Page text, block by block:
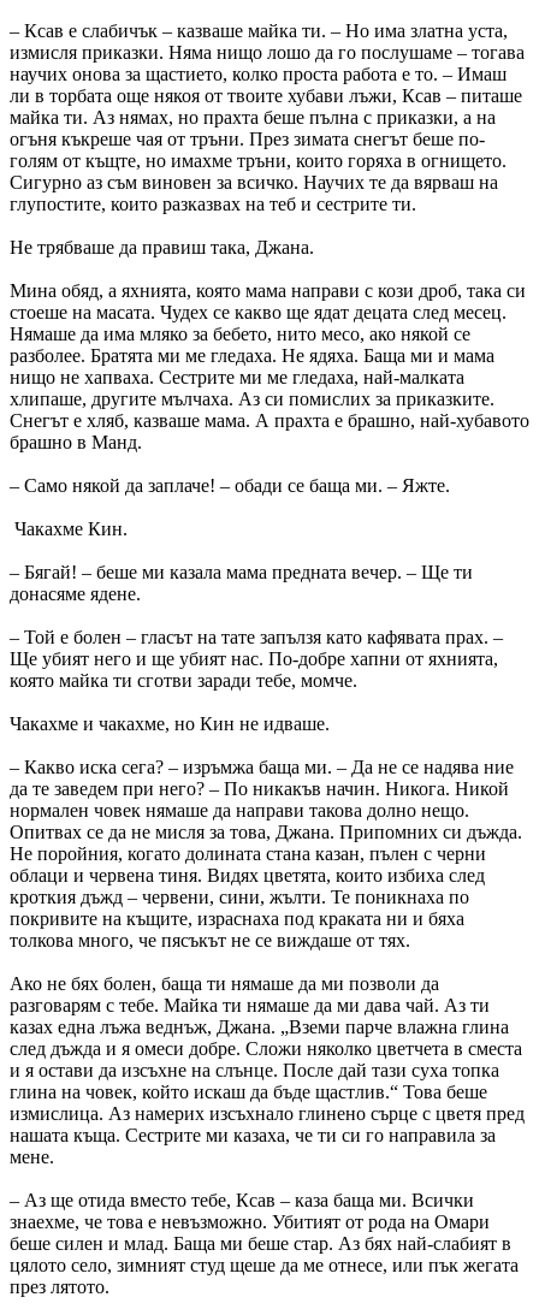
– Ксав е слабичък – казваше майка ти. – Но има златна уста,
измисля приказки. Няма нищо лошо да го послушаме – тогава
научих онова за щастието, колко проста работа е то. – Имаш
ли в торбата още някоя от твоите хубави лъжи, Ксав – питаше
майка ти. Аз нямах, но прахта беше пълна с приказки, а на
огъня къкреше чая от тръни. През зимата снегът беше по-
голям от къщте, но имахме тръни, които горяха в огнището.
Сигурно аз съм виновен за всичко. Научих те да вярваш на
глупостите, които разказвах на теб и сестрите ти.
Не трябваше да правиш така, Джана.
Мина обяд, а яхнията, която мама направи с кози дроб, така си
стоеше на масата. Чудех се какво ще ядат децата след месец.
Нямаше да има мляко за бебето, нито месо, ако някой се
разболее. Братята ми ме гледаха. Не ядяха. Баща ми и мама
нищо не хапваха. Сестрите ми ме гледаха, най-малката
хлипаше, другите мълчаха. Аз си помислих за приказките.
Снегът е хляб, казваше мама. А прахта е брашно, най-хубавото
брашно в Манд.
– Само някой да заплаче! – обади се баща ми. – Яжте.
Чакахме Кин.
– Бягай! – беше ми казала мама предната вечер. – Ще ти
донасяме ядене.
– Той е болен – гласът на тате запълзя като кафявата прах. –
Ще убият него и ще убият нас. По-добре хапни от яхнията,
която майка ти сготви заради тебе, момче.
Чакахме и чакахме, но Кин не идваше.
– Какво иска сега? – изръмжа баща ми. – Да не се надява ние
да те заведем при него? – По никакъв начин. Никога. Никой
нормален човек нямаше да направи такова долно нещо.
Опитвах се да не мисля за това, Джана. Припомних си дъжда.
Не поройния, когато долината стана казан, пълен с черни
облаци и червена тиня. Видях цветята, които избиха след
кроткия дъжд – червени, сини, жълти. Те поникнаха по
покривите на къщите, израснаха под краката ни и бяха
толкова много, че пясъкът не се виждаше от тях.
Ако не бях болен, баща ти нямаше да ми позволи да
разговарям с тебе. Майка ти нямаше да ми дава чай. Аз ти
казах една лъжа веднъж, Джана. „Вземи парче влажна глина
след дъжда и я омеси добре. Сложи няколко цветчета в сместа
и я остави да изсъхне на слънце. После дай тази суха топка
глина на човек, който искаш да бъде щастлив.“ Това беше
измислица. Аз намерих изсъхнало глинено сърце с цветя пред
нашата къща. Сестрите ми казаха, че ти си го направила за
мене.
– Аз ще отида вместо тебе, Ксав – каза баща ми. Всички
знаехме, че това е невъзможно. Убитият от рода на Омари
беше силен и млад. Баща ми беше стар. Аз бях най-слабият в
цялото село, зимният студ щеше да ме отнесе, или пък жегата
през лятото.